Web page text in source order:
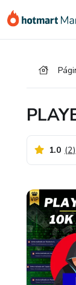
1.0 (2)